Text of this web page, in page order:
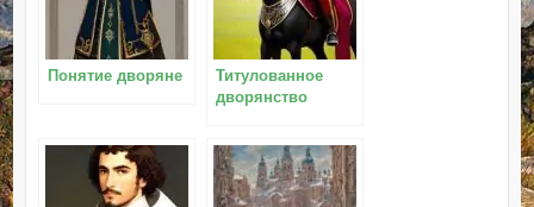
Понятие дворяне
Титулованное
дворянство